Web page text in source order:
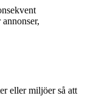
eller miljöer så att